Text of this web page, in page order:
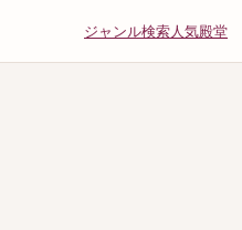
ジャンル検索人気殿堂